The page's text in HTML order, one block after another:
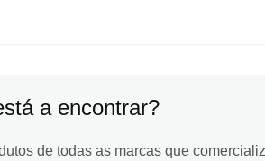
a encontrar?
de todas as marcas que